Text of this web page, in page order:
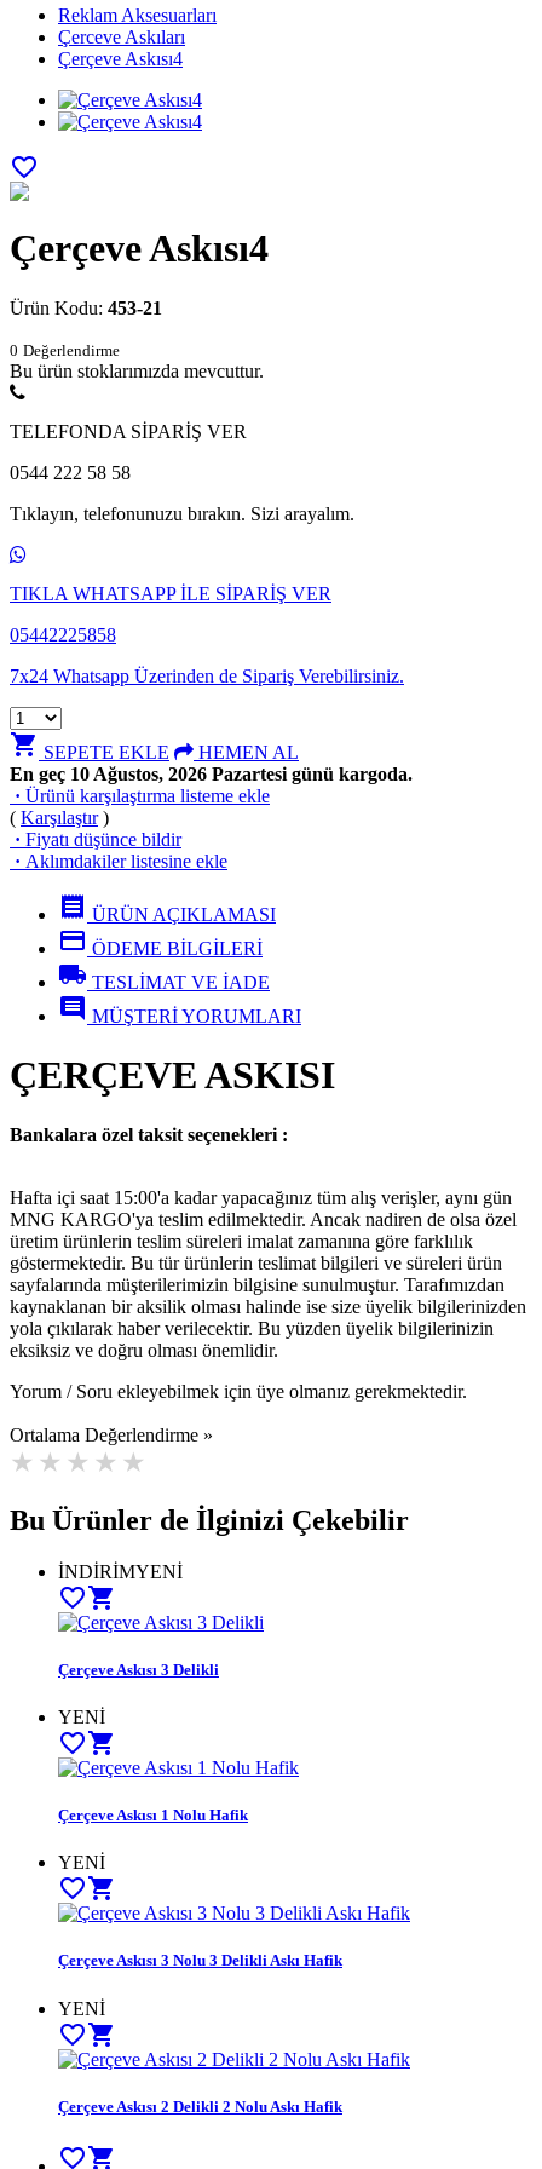
Reklam Aksesuarları
Çerceve Askıları
Çerçeve Askısı4
favorite_border
Çerçeve Askısı4
Ürün Kodu: 453-21
0 Değerlendirme
Bu ürün stoklarımızda mevcuttur.
TELEFONDA SİPARİŞ VER
0544 222 58 58
Tıklayın, telefonunuzu bırakın. Sizi arayalım.
TIKLA WHATSAPP İLE SİPARİŞ VER
05442225858
7x24 Whatsapp Üzerinden de Sipariş Verebilirsiniz.
shopping_cart SEPETE EKLE
HEMEN AL
En geç 10 Ağustos, 2026 Pazartesi günü kargoda.
· Ürünü karşılaştırma listeme ekle
( Karşılaştır)
· Fiyatı düşünce bildir
· Aklımdakiler listesine ekle
receipt ÜRÜN AÇIKLAMASI
credit_card ÖDEME BİLGİLERİ
local_shipping TESLİMAT VE İADE
comment MÜŞTERİ YORUMLARI
ÇERÇEVE ASKISI
Bankalara özel taksit seçenekleri :
Hafta içi saat 15:00'a kadar yapacağınız tüm alış verişler, aynı gün
MNG KARGO'ya teslim edilmektedir. Ancak nadiren de olsa özel
üretim ürünlerin teslim süreleri imalat zamanına göre farklılık
göstermektedir. Bu tür ürünlerin teslimat bilgileri ve süreleri ürün
sayfalarında müşterilerimizin bilgisine sunulmuştur. Tarafımızdan
kaynaklanan bir aksilik olması halinde ise size üyelik bilgilerinizden
yola çıkılarak haber verilecektir. Bu yüzden üyelik bilgilerinizin
eksiksiz ve doğru olması önemlidir.
Yorum / Soru ekleyebilmek için üye olmanız gerekmektedir.
Ortalama Değerlendirme »
Bu Ürünler de İlginizi Çekebilir
İNDİRİMYENİ
favorite_bordershopping_cart
Çerçeve Askısı 3 Delikli
YENİ
favorite_bordershopping_cart
Çerçeve Askısı 1 Nolu Hafik
YENİ
favorite_bordershopping_cart
Çerçeve Askısı 3 Nolu 3 Delikli Askı Hafik
YENİ
favorite_bordershopping_cart
Çerçeve Askısı 2 Delikli 2 Nolu Askı Hafik
favorite_bordershopping_cart